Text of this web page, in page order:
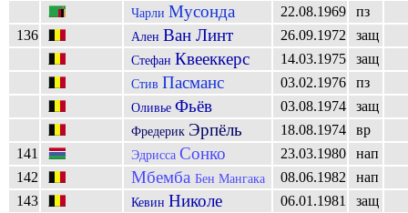
Чарли Мусонда 22.08.1969
пз
136
Ален Ван Линт 26.09.1972 защ
Стефан Квееккерс 14.03.1975 защ
Стив Пасманс 03.02.1976 пз
Оливье Фьёв 03.08.1974 защ
Фредерик Эрпёль 18.08.1974
вр
141
Эдрисса Сонко 23.03.1980
нап
142
Мбемба Бен Мангака 08.06.1982
нап
143
Кевин Николе 06.01.1981
защ